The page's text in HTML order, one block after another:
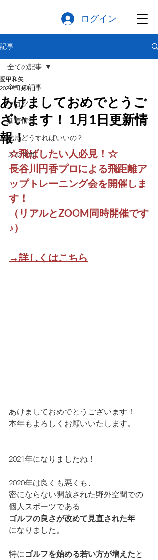
ログイン
記事
全ての記事
ブログ
新着情報
結局どうすればいいの？
メルマガ
全ての記事
あけましておめでとうご
ざいます！ 1月1日更新情
報！
愛甲和矢
2021年1月1日
☆飛ばしたい人必見！☆
長谷川円香プロによる飛距離ア
ップトレーニング会を開催しま
す！
（リアルとZOOM同時開催です
♪）
→詳しくはこちら
あけましておめでとうございます！
本年もよろしくお願いいたします。
2021年になりましたね！
2020年は良くも悪くも、
密にならない開放された野外空間での
個人スポーツである
ゴルフの良さが改めて見直された年
になりました。
特にゴルフを始める若い方が増えたと